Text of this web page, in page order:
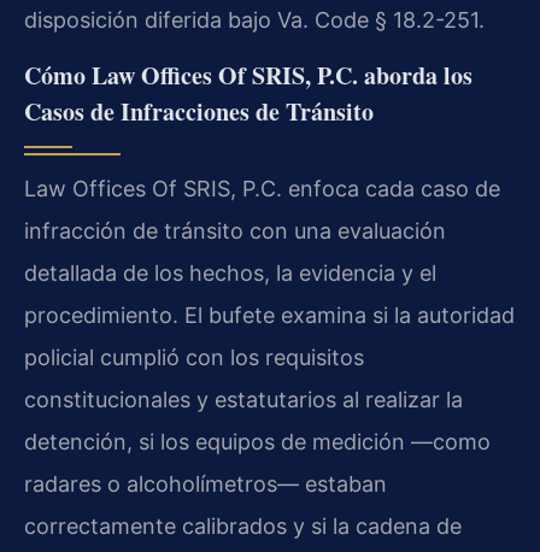
disposición diferida bajo Va. Code § 18.2-251.
Cómo Law Offices Of SRIS, P.C. aborda los
Casos de Infracciones de Tránsito
Law Offices Of SRIS, P.C. enfoca cada caso de
infracción de tránsito con una evaluación
detallada de los hechos, la evidencia y el
procedimiento. El bufete examina si la autoridad
policial cumplió con los requisitos
constitucionales y estatutarios al realizar la
detención, si los equipos de medición —como
radares o alcoholímetros— estaban
correctamente calibrados y si la cadena de